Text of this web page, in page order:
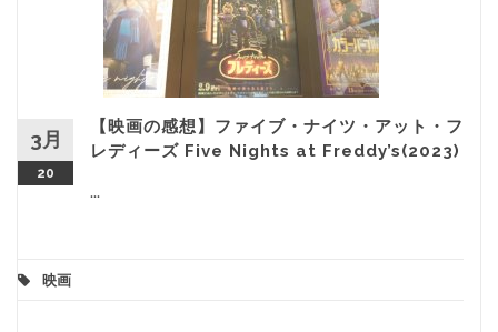
3月
20
【映画の感想】ファイブ・ナイツ・アット・フ
レディーズ Five Nights at Freddy’s(2023)
...
映画